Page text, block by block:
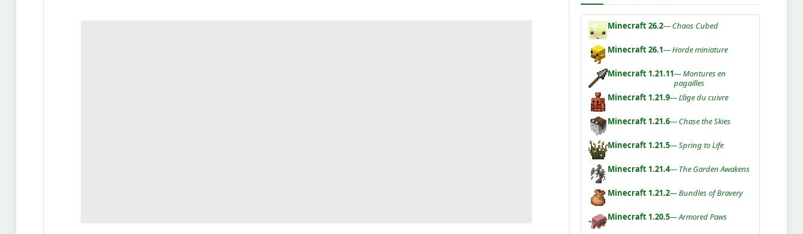
Minecraft 26.2— Chaos Cubed
Minecraft 26.1— Horde miniature
Minecraft 1.21.11— Montures en
pagailles
Minecraft 1.21.9— L’âge du cuivre
Minecraft 1.21.6— Chase the Skies
Minecraft 1.21.5— Spring to Life
Minecraft 1.21.4— The Garden Awakens
Minecraft 1.21.2— Bundles of Bravery
Minecraft 1.20.5— Armored Paws